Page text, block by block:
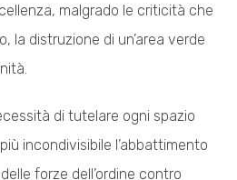
malgrado le criticità che
la distruzione di un’area verde
di tutelare ogni spazio
incondivisibile l’abbattimento
forze dell’ordine contro